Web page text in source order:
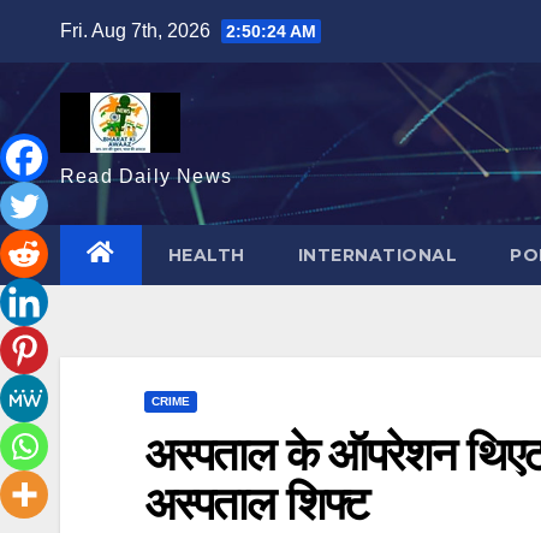
content
Fri. Aug 7th, 2026 2:50:26 AM
Read Daily News
HEALTH INTERNATIONAL
CRIME
अस्पताल के ऑपरेशन
अस्पताल शिफ्ट